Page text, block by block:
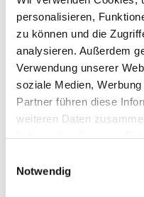
personalisieren,
zu können und die
analysieren. Außerdem
Verwendung unserer
soziale Medien,
Partner führen diese
weiteren Daten
Notwendig
Die Teilnahme an der
infoKompakt „EU-
Mitglieder der
kostenfrei. Von Nicht-
Gebühr von 120 Euro